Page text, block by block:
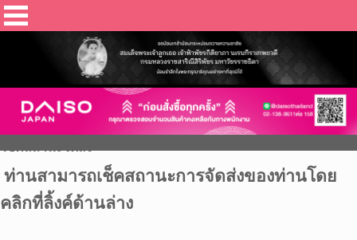
เช็คสถานะจัดส่ง
ท่านสามารถเช็คสถานะการจัดส่งของท่านโดย
คลิกที่ลิ้งค์ด้านล่าง